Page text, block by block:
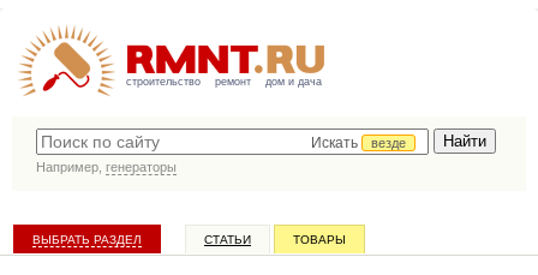
строительство ремонт дом и дача
Искать
везде
Например, генераторы
ВЫБРАТЬ РАЗДЕЛ СТАТЬИ ТОВАРЫ